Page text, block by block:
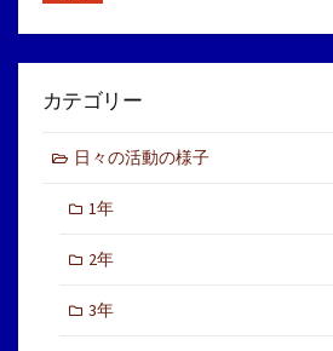
カテゴリー
日々の活動の様子
1年
2年
3年